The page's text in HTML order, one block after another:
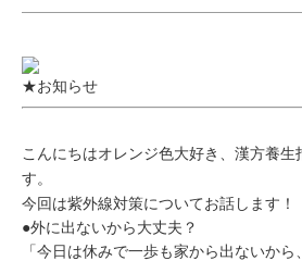
でキレイに
SERIES#02 水へ
のこだわり
SERIES#03 無
添加化粧品につ
肌改善のプロと
は？ ニ
★お知らせ
こんにちはオレンジ色大好き、漢方養
す。
今回は紫外線対策についてお話します！
●外に出ないから大丈夫？
「今日は休みで一歩も家から出ないか